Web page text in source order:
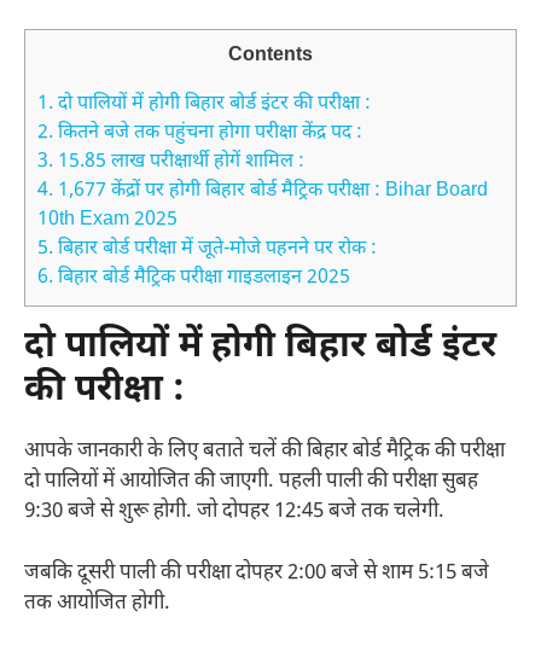
Contents
1. दो पालियों में होगी बिहार बोर्ड इंटर की परीक्षा :
2. कितने बजे तक पहुंचना होगा परीक्षा केंद्र पद :
3. 15.85 लाख परीक्षार्थी होगें शामिल :
4. 1,677 केंद्रों पर होगी बिहार बोर्ड मैट्रिक परीक्षा : Bihar Board
10th Exam 2025
5. बिहार बोर्ड परीक्षा में जूते-मोजे पहनने पर रोक :
6. बिहार बोर्ड मैट्रिक परीक्षा गाइडलाइन 2025
दो पालियों में होगी बिहार बोर्ड इंटर
की परीक्षा :
आपके जानकारी के लिए बताते चलें की बिहार बोर्ड मैट्रिक की परीक्षा
दो पालियों में आयोजित की जाएगी. पहली पाली की परीक्षा सुबह
9:30 बजे से शुरू होगी. जो दोपहर 12:45 बजे तक चलेगी.
जबकि दूसरी पाली की परीक्षा दोपहर 2:00 बजे से शाम 5:15 बजे
तक आयोजित होगी.